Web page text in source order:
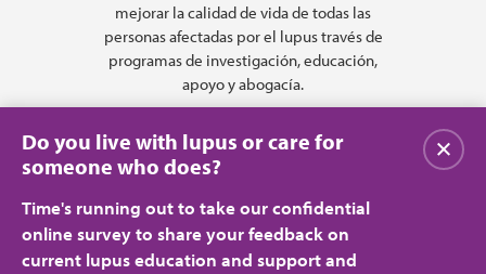
mejorar la calidad de vida de todas las
personas afectadas por el lupus través de
programas de investigación, educación,
apoyo y abogacía.
Do you live with lupus or care for
someone who does?
Time's running out to take our confidential
online survey to share your feedback on
current lupus education and support and
Cerrar